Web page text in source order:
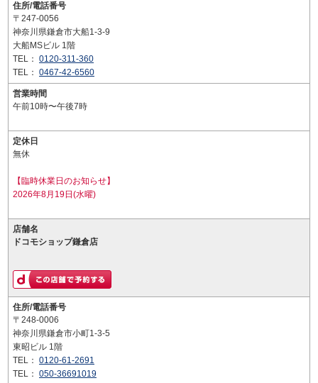
住所/電話番号
〒247-0056
神奈川県鎌倉市大船1-3-9
大船MSビル 1階
TEL： 0120-311-360
TEL： 0467-42-6560
営業時間
午前10時〜午後7時
定休日
無休
【臨時休業日のお知らせ】
2026年8月19日(水曜)
店舗名
ドコモショップ鎌倉店
住所/電話番号
〒248-0006
神奈川県鎌倉市小町1-3-5
東昭ビル 1階
TEL： 0120-61-2691
TEL： 050-36691019